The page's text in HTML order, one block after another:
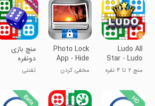
Ludo All
Star - Ludo
Game
منچ ۲ تا ۴ نفره
Photo Lock
App - Hide
Pictures
مخفی کردن
اپلیکیشن قفل
عکس
منچ بازی
دونفره
تفننی